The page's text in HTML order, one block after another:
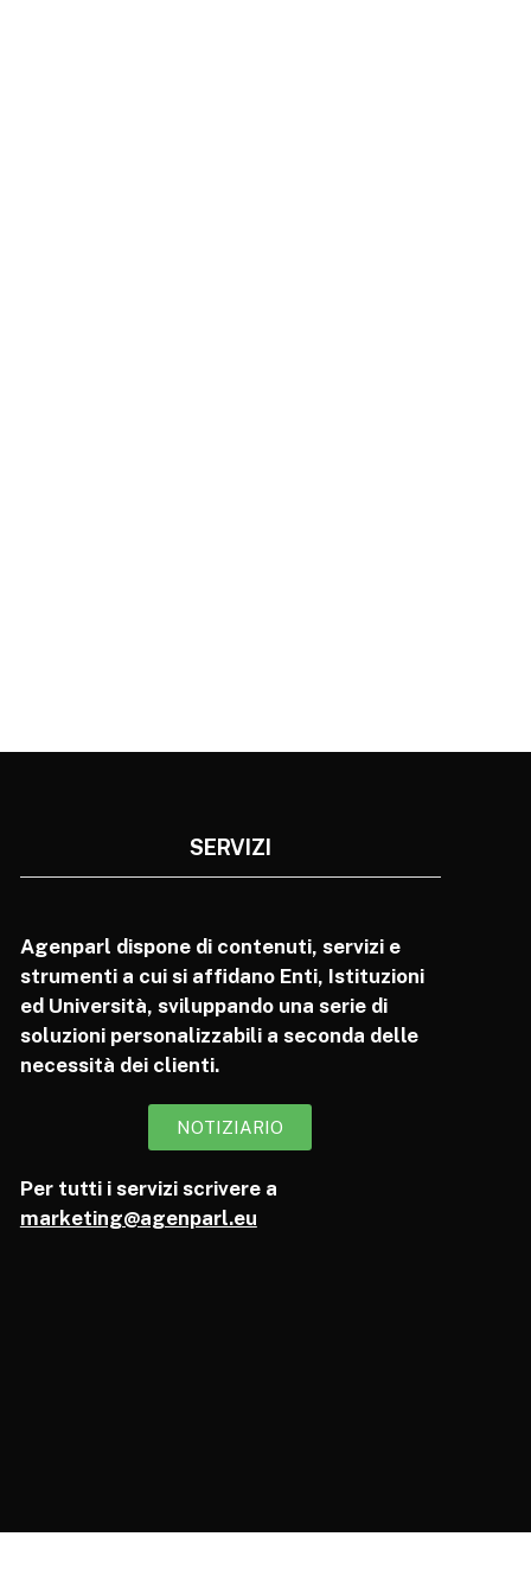
SERVIZI
Agenparl dispone di contenuti, servizi e
strumenti a cui si affidano Enti, Istituzioni
ed Università, sviluppando una serie di
soluzioni personalizzabili a seconda delle
necessità dei clienti.
NOTIZIARIO
Per tutti i servizi scrivere a
marketing@agenparl.eu